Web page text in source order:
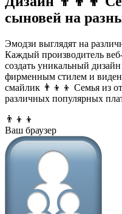
сыновей на
Эмодзи выглядят на
Каждый производитель
создать уникальный
фирменным стилем и
смайлик 👨‍👦‍👦 Семья из
различных популярных
👨‍👦‍👦
Ваш браузер